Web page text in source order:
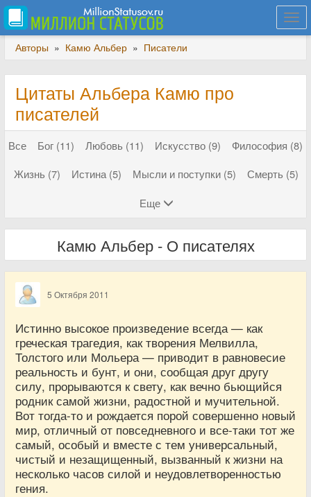
Авторы » Камю Альбер » Писатели
Цитаты Альбера Камю про
писателей
Все Бог (11) Любовь (11) Искусство (9)
Философия (8)
Жизнь (7)
Истина (5) Мысли и поступки (5)
Смерть (5)
Еще
Камю Альбер - О писателях
5 Октября 2011
Истинно высокое произведение всегда — как
греческая трагедия, как творения Мелвилла,
Толстого или Мольера — приводит в равновесие
реальность и бунт, и они, сообщая друг другу
силу, прорываются к свету, как вечно бьющийся
родник самой жизни, радостной и мучительной.
Вот тогда-то и рождается порой совершенно новый
мир, отличный от повседневного и все-таки тот же
самый, особый и вместе с тем универсальный,
чистый и незащищенный, вызванный к жизни на
несколько часов силой и неудовлетворенностью
гения.